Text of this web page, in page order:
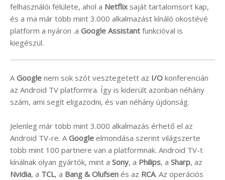
felhasználói felülete, ahol a Netflix saját tartalomsort kap,
és a ma már több mint 3.000 alkalmazást kínáló okostévé
platform a nyáron .a Google Assistant funkcióval is
kiegészül.
A Google nem sok szót vesztegetett az I/O konferencián
az Android TV platformra. Így is kiderült azonban néhány
szám, ami segít eligazodni, és van néhány újdonság.
Jelenleg már több mint 3.000 alkalmazás érhető el az
Android TV-re. A Google elmondása szerint világszerte
több mint 100 partnere van a platformnak. Android TV-t
kínálnak olyan gyártók, mint a Sony, a Philips, a Sharp, az
Nvidia, a TCL, a Bang & Olufsen és az RCA. Az operációs